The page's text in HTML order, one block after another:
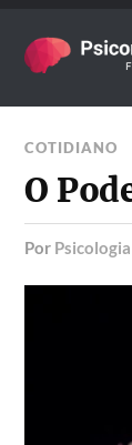
COTIDIANO
O
por Psicologia